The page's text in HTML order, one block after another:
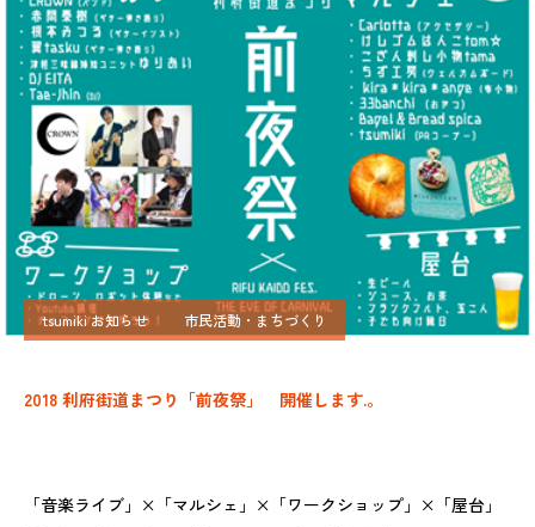
tsumiki お知らせ 市民活動・まちづくり
2018 利府街道まつり「前夜祭」 開催します.。
「音楽ライブ」×「マルシェ」×「ワークショップ」×「屋台」